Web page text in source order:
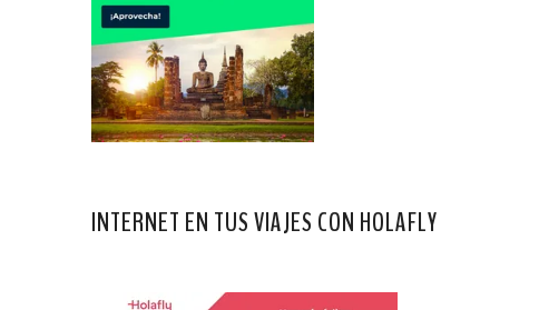
INTERNET EN TUS VIAJES CON HOLAFLY